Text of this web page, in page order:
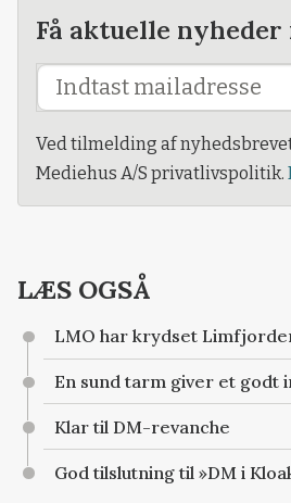
Få aktuelle
Ved tilmelding af
Mediehus A/S privatlivspolitik.
LÆS OGSÅ
LMO har krydset
En sund tarm giver et godt
Klar til DM-revanche
God tilslutning til »DM i